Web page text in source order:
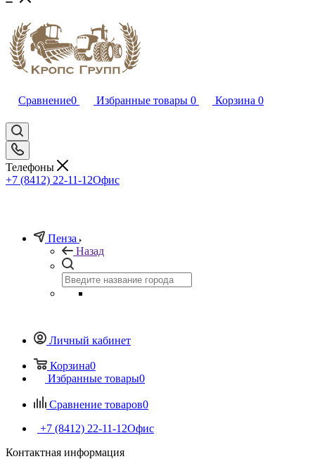
Сравнение0 Избранные товары 0 Корзина 0
Телефоны
+7 (8412) 22-11-12Офис
Пенза
Назад
Личный кабинет
Корзина0
Избранные товары0
Сравнение товаров0
+7 (8412) 22-11-12Офис
Контактная информация